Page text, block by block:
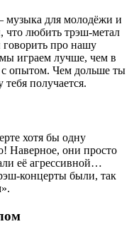
музыка для молодёжи и
что любить трэш-метал
про нашу
играем лучше, чем в
с опытом. Чем дольше ты
получается.
хотя бы одну
Наверное, они просто
её агрессивной…
концерты были, так